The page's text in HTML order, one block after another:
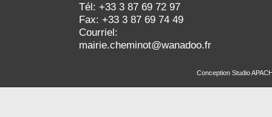
Tél: +33 3 87 69 72 97
Fax: +33 3 87 69 74 49
Courriel:
mairie.cheminot@wanadoo.fr
Conception Studio